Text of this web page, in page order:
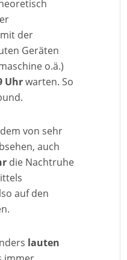
der
Geräten
o.ä.)
Uhrwarten. So
von sehr
auch
die Nachtruhe
auf den
lauten